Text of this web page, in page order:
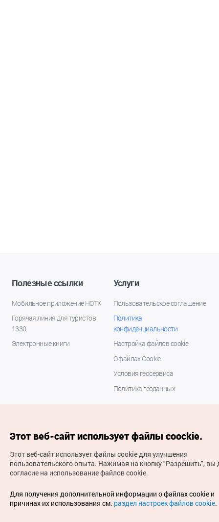
Полезные ссылки
Мобильное приложение НОТК
Горячая линия для туристов
1330
Электронные книги
Услуги
Пользовательское соглашение
Политика
конфиденциальности
Настройка файлов cookie
О файлах Cookie
Условия геосервиса
Политика геоданных
(с) Национальная организация туризма Кореи Все
права защищены
Для извещения об ошибках и проблемах, связанных с
работой веб-сайта, направляйте ваши запросы на
Этот веб-сайт использует файлы coockie.
Этот веб-сайт использует файлы cookie для улучшения
пользовательского опыта. Нажимая на кнопку "Разрешить", вы
согласие на использование файлов cookie.
Для получения дополнительной информации о файлах cookie и
причинах их использования см. раздел настроек файлов cookie.